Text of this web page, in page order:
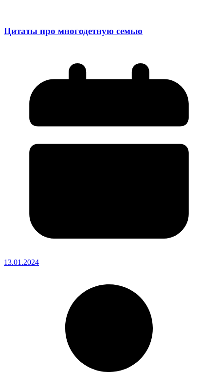
Цитаты про многодетную семью
13.01.2024